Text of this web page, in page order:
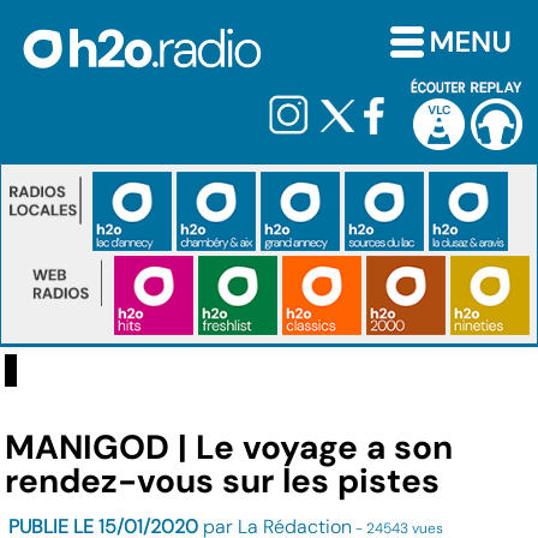
MANIGOD | Le voyage a son
rendez-vous sur les pistes
PUBLIE LE 15/01/2020 par La Rédaction - 24543 vues